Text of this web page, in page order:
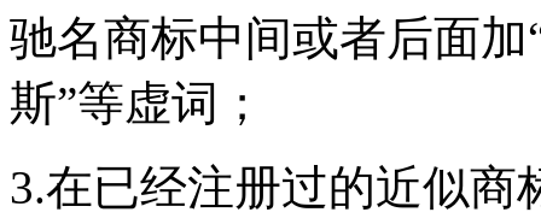
驰名商标中间或者后面
斯”等虚词；
3.在已经注册过的近似